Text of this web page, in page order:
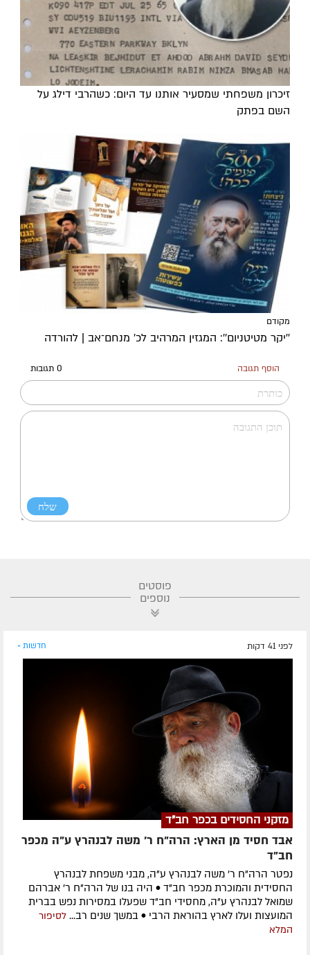
זיכרון משפחתי שמסעיר אותנו עד היום: כשהרבי דילג על
השם בפתק
מקודם
''יקר מטיטניום'': המגזין המרהיב לכ’ מנחם־אב | להורדה
הוסף תגובה 0 תגובות
פוסטים
נוספים
לפני 41 דקות חדשות »
מזקני החסידים בכפר חב"ד
אבד חסיד מן הארץ: הרה"ח ר' משה לבנהרץ ע"ה מכפר
חב"ד
נפטר הרה"ח ר' משה לבנהרץ ע"ה, מבני משפחת לבנהרץ
החסידית והמוכרת מכפר חב"ד • היה בנו של הרה"ח ר' אברהם
שמואל לבנהרץ ע"ה, מחסידי חב"ד שפעלו במסירות נפש בברית
המועצות ועלו לארץ בהוראת הרבי • במשך שנים רב... לסיפור
המלא